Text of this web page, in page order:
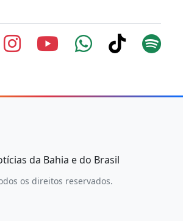
da Bahia e do Brasil
os direitos reservados.